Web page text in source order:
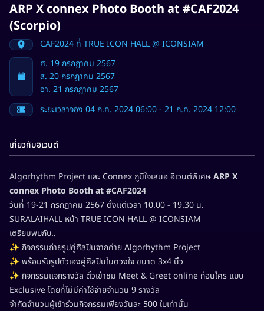
ARP X connex Photo Booth at #CAF2024
(Scorpio)
CAF2024 ที่ TRUE ICON HALL @ ICONSIAM
ศ. 19 กรกฎาคม 2567
ส. 20 กรกฎาคม 2567
อา. 21 กรกฎาคม 2567
ระยะเวลาจอง 04 ก.ค. 2024 06:00 - 21 ก.ค. 2024 12:00
เกี่ยวกับอิเวนต์
Algorhythm Project และ Connex ภูมิใจเสนอ อีเวนต์พิเศษARP X
connex Photo Booth at #CAF2024
วันที่ 19-21 กรกฎาคม 2567 ตั้งเเต่เวลา 10.00 - 19.30 น.
SURALAIHALL หน้า TRUE ICON HALL @ ICONSIAM
เตรียมพบกับ..
✨ กิจกรรมถ่ายรูปคู่ศิลปินจากค่าย Algorhythm Project
✨ พร้อมรับรูปตัวเองคู่ศิลปินในดวงใจ ขนาด 3x4 นิ้ว
✨ กิจกรรมเเจกรางวัล ตั๋วเข้าชม Meet & Greet online ก่อนใคร แบบ
Exclusive โดยที่ไม่มีค่าใช้จ่ายจำนวน 9 รางวัล
จำกัดจำนวนผู้เข้าร่วมกิจกรรมเพียงวันละ 500 ใบเท่านั้น